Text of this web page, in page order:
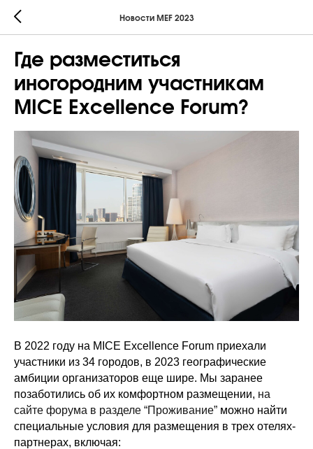
Новости MEF 2023
Где разместиться
иногородним участникам
MICE Excellence Forum?
В 2022 году на MICE Excellence Forum приехали
участники из 34 городов, в 2023 географические
амбиции организаторов еще шире. Мы заранее
позаботились об их комфортном размещении, на
сайте форума в разделе “Проживание” можно найти
специальные условия для размещения в трех отелях-
партнерах, включая: